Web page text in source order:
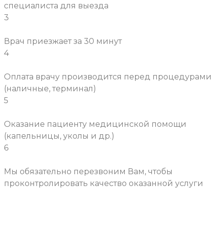
специалиста для выезда
3
Врач приезжает за 30 минут
4
Оплата врачу производится перед процедурами
(наличные, терминал)
5
Оказание пациенту медицинской помощи
(капельницы, уколы и др.)
6
Мы обязательно перезвоним Вам, чтобы
проконтролировать качество оказанной услуги